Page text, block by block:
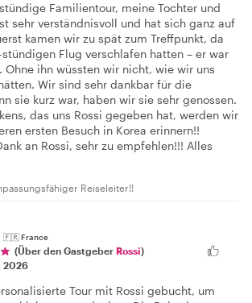
Familientour, meine Tochter und
sehr verständnisvoll und hat sich ganz auf
kamen wir zu spät zum Treffpunkt, da
Flug verschlafen hatten – er war
Ohne ihn wüssten wir nicht, wie wir uns
Wir sind sehr dankbar für die
sie kurz war, haben wir sie sehr genossen.
das uns Rossi gegeben hat, werden wir
ersten Besuch in Korea erinnern!!
an Rossi, sehr zu empfehlen!!! Alles
Reiseleiter!!
🇫🇷France
(Über den Gastgeber Rossi)
2026
Tour mit Rossi gebucht, um